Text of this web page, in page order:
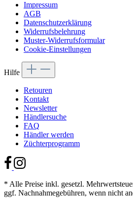
Impressum
AGB
Datenschutzerklärung
Widerrufsbelehrung
Muster-Widerrufsformular
Cookie-Einstellungen
Hilfe
Retouren
Kontakt
Newsletter
Händlersuche
FAQ
Händler werden
Züchterprogramm
* Alle Preise inkl. gesetzl.
ggf. Nachnahmegebühren, wenn nicht